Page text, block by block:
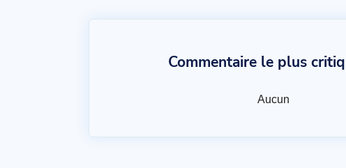
Commentaire le plus
Aucun